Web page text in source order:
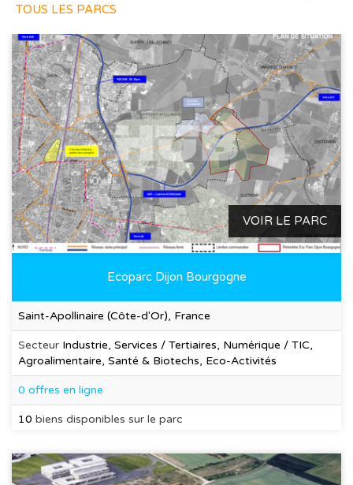
TOUS LES PARCS
VOIR LE PARC
Ecoparc Dijon Bourgogne
Saint-Apollinaire (Côte-d'Or), France
Secteur Industrie, Services / Tertiaires, Numérique / TIC,
Agroalimentaire, Santé & Biotechs, Eco-Activités
0 offres en ligne
10 biens disponibles sur le parc